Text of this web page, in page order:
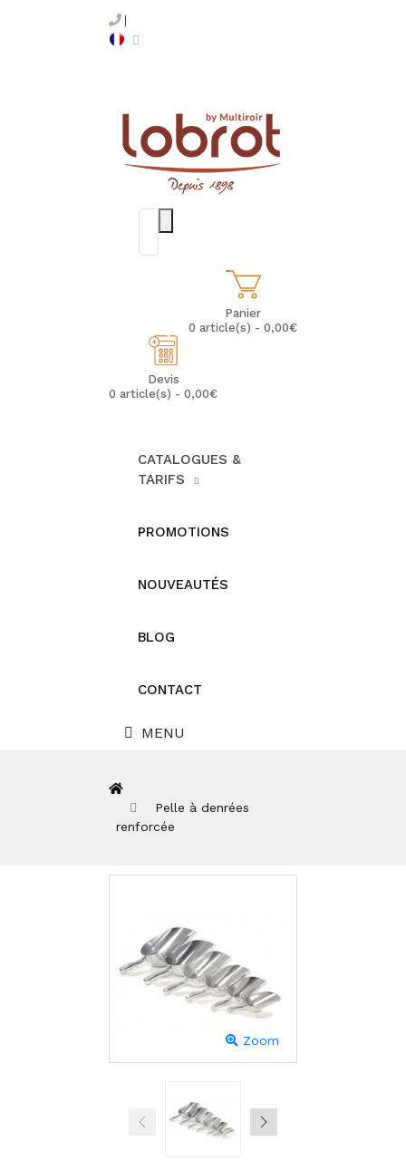
Panier
0 article(s) - 0,00€
Devis
0 article(s) - 0,00€
CATALOGUES &
TARIFS
PROMOTIONS
NOUVEAUTÉS
BLOG
CONTACT
MENU
Pelle à denrées
renforcée
Zoom